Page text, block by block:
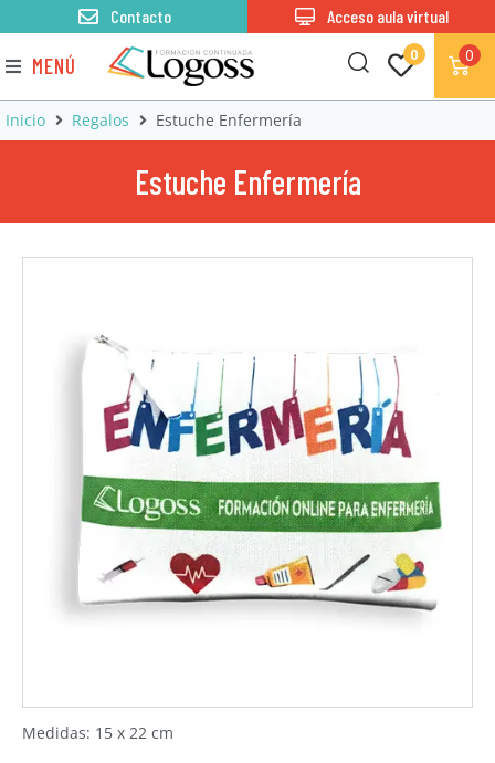
MENÚ 0 0
Contacto Acceso aula virtual
Inicio Regalos Estuche Enfermería
Estuche Enfermería
Medidas: 15 x 22 cm